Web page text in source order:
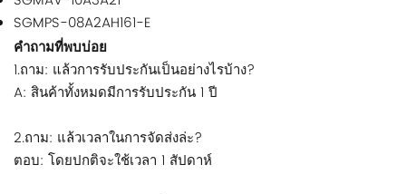
SGMPS-08A2AH161-E
คำถามที่พบบ่อย
1.ถาม: แล้วการรับประกันเป็นอย่างไรบ้าง?
A: สินค้าทั้งหมดมีการรับประกัน 1 ปี
2.ถาม: แล้วเวลาในการจัดส่งล่ะ?
ตอบ: โดยปกติจะใช้เวลา 1 สัปดาห์